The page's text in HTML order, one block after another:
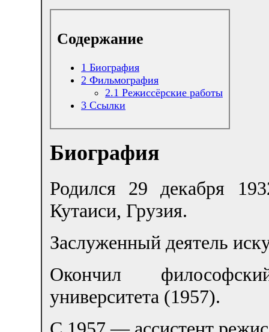
Содержание
1 Биография
2 Фильмография
2.1 Режиссёрские работы
3 Ссылки
Биография
Родился 29 декабря
Кутаиси, Грузия.
Заслуженный деятель
Окончил
университета (1957).